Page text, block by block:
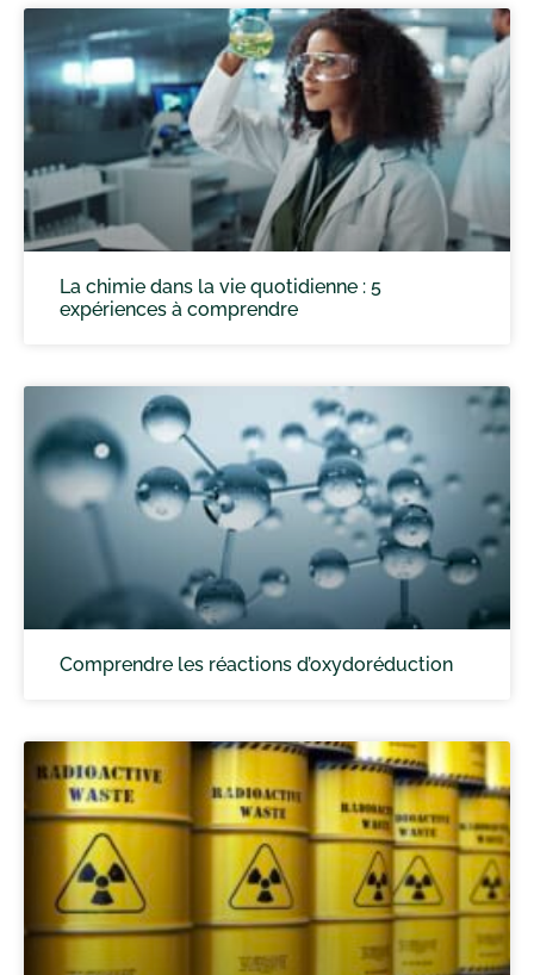
La chimie dans la vie quotidienne : 5
expériences à comprendre
Comprendre les réactions d’oxydoréduction